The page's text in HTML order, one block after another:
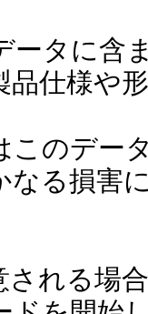
タに含
品仕様や
のデー
なる損害
される場